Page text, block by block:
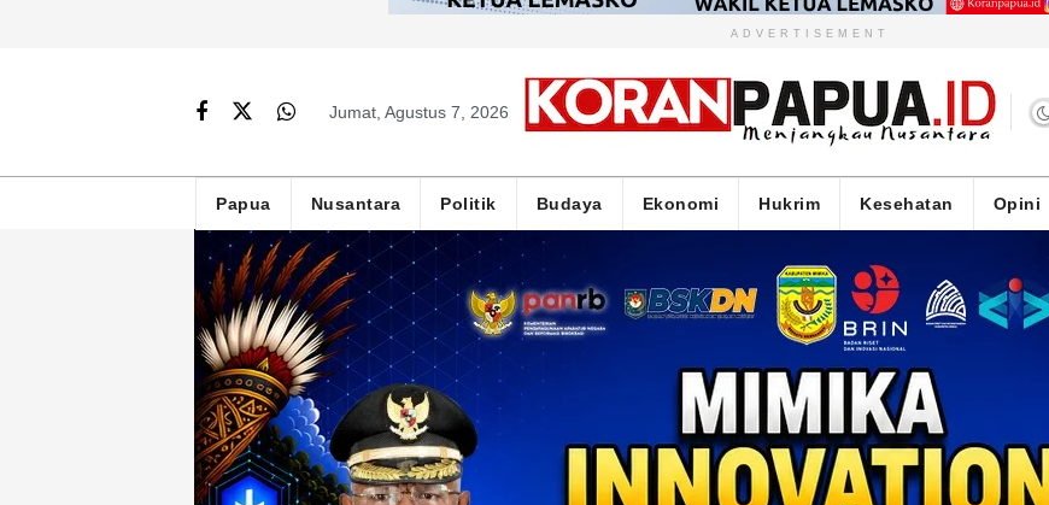
ADVERTISEMENT
Jumat, Agustus 7, 2026
Papua Nusantara Politik Budaya Ekonomi Hukrim Kesehatan Opini